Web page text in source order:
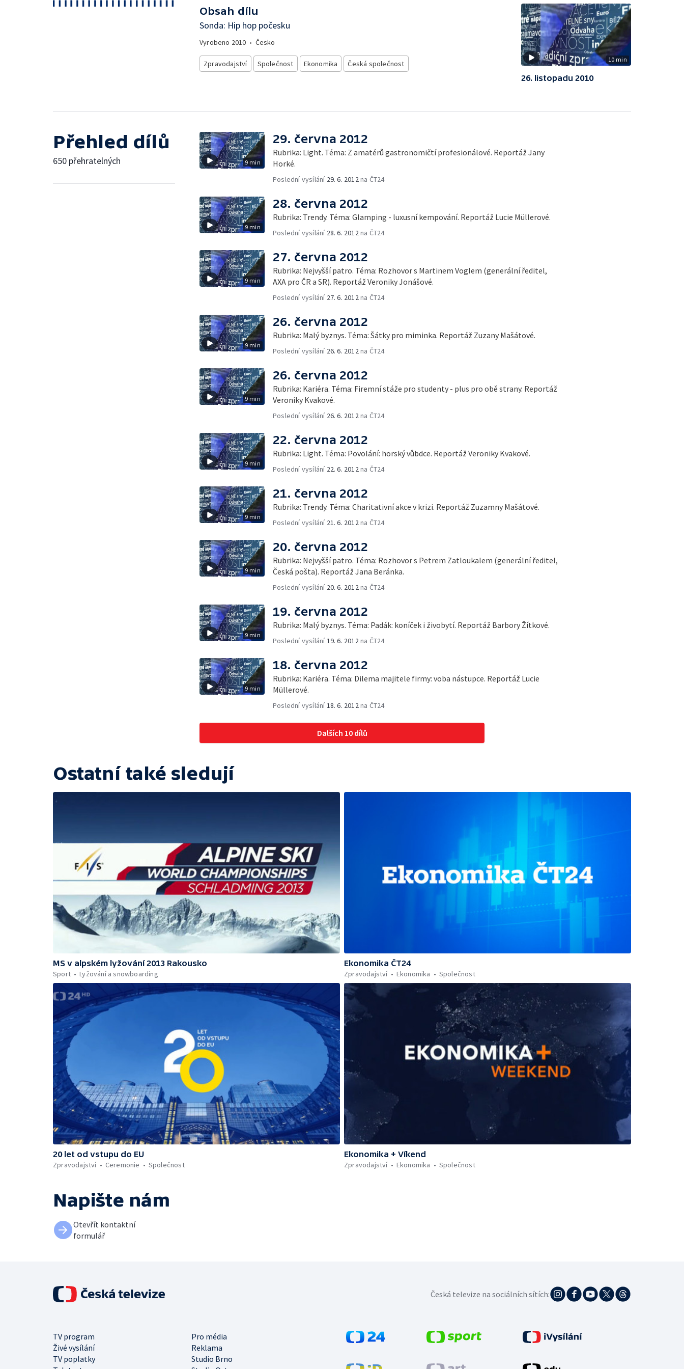
Obsah dílu
Sonda: Hip hop počesku
Vyrobeno 2010 • Česko
Zpravodajství Společnost Ekonomika Česká společnost 10 min
26. listopadu 2010
Přehled dílů
650 přehratelných 9 min
29. června 2012
Rubrika: Light. Téma: Z amatérů gastronomičtí profesionálové. Reportáž Jany
Horké.
Poslední vysílání 29. 6. 2012 na ČT24
9 min
28. června 2012
Rubrika: Trendy. Téma: Glamping - luxusní kempování. Reportáž Lucie Müllerové.
Poslední vysílání 28. 6. 2012 na ČT24
9 min
27. června 2012
Rubrika: Nejvyšší patro. Téma: Rozhovor s Martinem Voglem (generální ředitel,
AXA pro ČR a SR). Reportáž Veroniky Jonášové.
Poslední vysílání 27. 6. 2012 na ČT24
9 min
26. června 2012
Rubrika: Malý byznys. Téma: Šátky pro miminka. Reportáž Zuzany Mašátové.
Poslední vysílání 26. 6. 2012 na ČT24
9 min
26. června 2012
Rubrika: Kariéra. Téma: Firemní stáže pro studenty - plus pro obě strany. Reportáž
Veroniky Kvakové.
Poslední vysílání 26. 6. 2012 na ČT24
9 min
22. června 2012
Rubrika: Light. Téma: Povolání: horský vůbdce. Reportáž Veroniky Kvakové.
Poslední vysílání 22. 6. 2012 na ČT24
9 min
21. června 2012
Rubrika: Trendy. Téma: Charitativní akce v krizi. Reportáž Zuzamny Mašátové.
Poslední vysílání 21. 6. 2012 na ČT24
9 min
20. června 2012
Rubrika: Nejvyšší patro. Téma: Rozhovor s Petrem Zatloukalem (generální ředitel,
Česká pošta). Reportáž Jana Beránka.
Poslední vysílání 20. 6. 2012 na ČT24
9 min
19. června 2012
Rubrika: Malý byznys. Téma: Padák: koníček i živobytí. Reportáž Barbory Žítkové.
Poslední vysílání 19. 6. 2012 na ČT24
9 min
18. června 2012
Rubrika: Kariéra. Téma: Dilema majitele firmy: voba nástupce. Reportáž Lucie
Müllerové.
Poslední vysílání 18. 6. 2012 na ČT24
Dalších 10 dílů
Ostatní také sledují
MS v alpském lyžování 2013 Rakousko
Sport
Lyžování a snowboarding
Ekonomika ČT24
Zpravodajství
Ekonomika Společnost
20 let od vstupu do EU
Zpravodajství
Ceremonie Společnost
Ekonomika + Víkend
Zpravodajství
Ekonomika Společnost
Napište nám
Otevřít kontaktní
formulář
TV program
Pro média
Živé vysílání
Reklama
TV poplatky
Studio Brno
Česká televize na sociálních sítích: